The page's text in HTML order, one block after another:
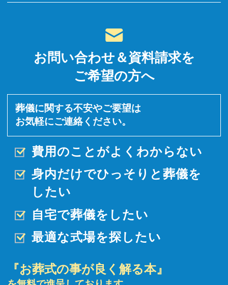
お問い合わせ＆資料請求を
ご希望の方へ
葬儀に関する不安やご要望は
お気軽にご連絡ください。
費用のことがよくわからない
身内だけでひっそりと 葬儀を
したい
自宅で葬儀をしたい
最適な式場を探したい
『お葬式の事が良く解る本』